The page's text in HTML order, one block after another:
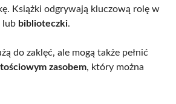
Książki odgrywają kluczową rolę w
lub biblioteczki.
do zaklęć, ale mogą także pełnić
zasobem, który można